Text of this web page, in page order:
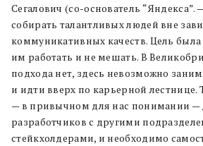
Сегалович (со-основатель “Яндекса”.
собирать талантливых людей вне
коммуникативных качеств. Цель
им работать и не мешать. В
подхода нет, здесь невозможно
и идти вверх по карьерной лестнице.
— в привычном для нас понимании —
разработчиков с другими
стейкхолдерами, и необходимо